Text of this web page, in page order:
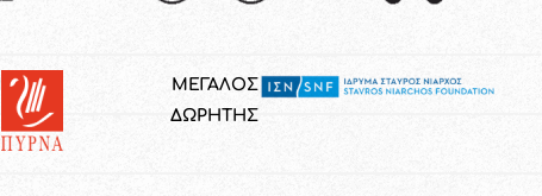
ΜΕΓΑΛΟΣ
ΔΩΡΗΤΗΣ